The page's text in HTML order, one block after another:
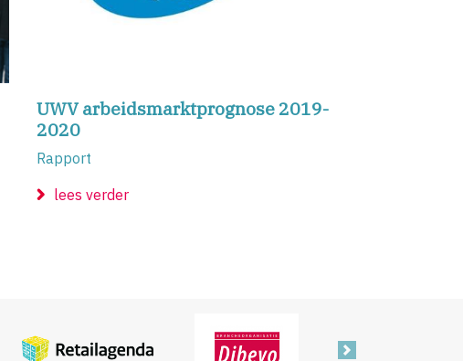
UWV arbeidsmarktprognose 2019-
2020
Rapport
lees verder